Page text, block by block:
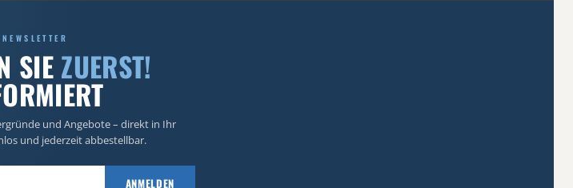
NEWSLETTER
SIEZUERST!
und Angebote – direkt in Ihr
und jederzeit abbestellbar.
ANMELDEN